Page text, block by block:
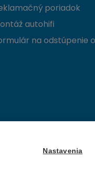
Nastavenia
poriadok
autohifi
na odstúpenie
o odstúpenie